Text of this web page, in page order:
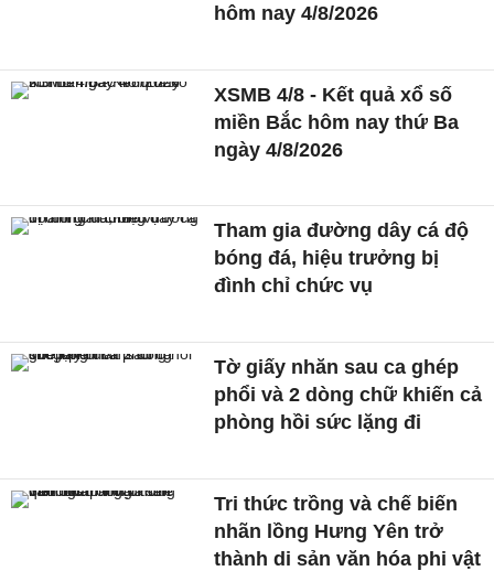
hôm nay 4/8/2026
XSMB 4/8 - Kết quả xổ số
miền Bắc hôm nay thứ Ba
ngày 4/8/2026
Tham gia đường dây cá độ
bóng đá, hiệu trưởng bị
đình chỉ chức vụ
Tờ giấy nhăn sau ca ghép
phổi và 2 dòng chữ khiến cả
phòng hồi sức lặng đi
Tri thức trồng và chế biến
nhãn lồng Hưng Yên trở
thành di sản văn hóa phi vật